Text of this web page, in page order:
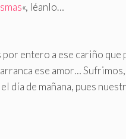
«, léanlo…
entero a ese cariño que
ese amor…
día de mañana, pues